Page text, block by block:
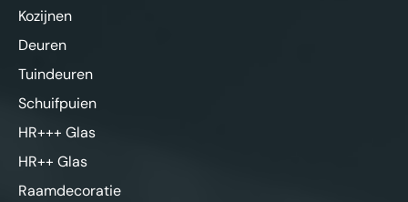
Kozijnen
Deuren
Tuindeuren
Schuifpuien
HR+++ Glas
HR++ Glas
Raamdecoratie